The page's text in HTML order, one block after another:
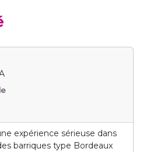
expérience sérieuse dans
barriques type Bordeaux